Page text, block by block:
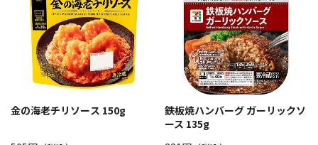
金の海老チリソース 150g
鉄板焼ハンバーグ ガーリックソ
ース 135g